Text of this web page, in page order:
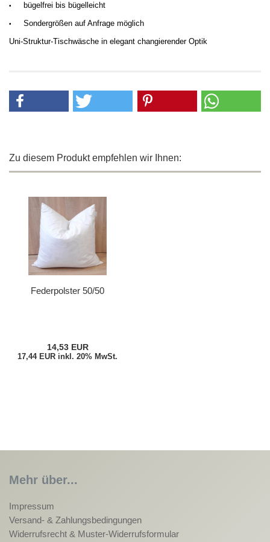
• bügelfrei bis bügelleicht
•
Sondergrößen auf Anfrage möglich
Uni-Struktur-Tischwäsche in elegant changierender Optik
Zu diesem Produkt empfehlen wir Ihnen:
Federpolster 50/50
14,53 EUR
17,44 EUR inkl. 20% MwSt.
Mehr über...
Impressum
Versand- & Zahlungsbedingungen
Widerrufsrecht & Muster-Widerrufsformular